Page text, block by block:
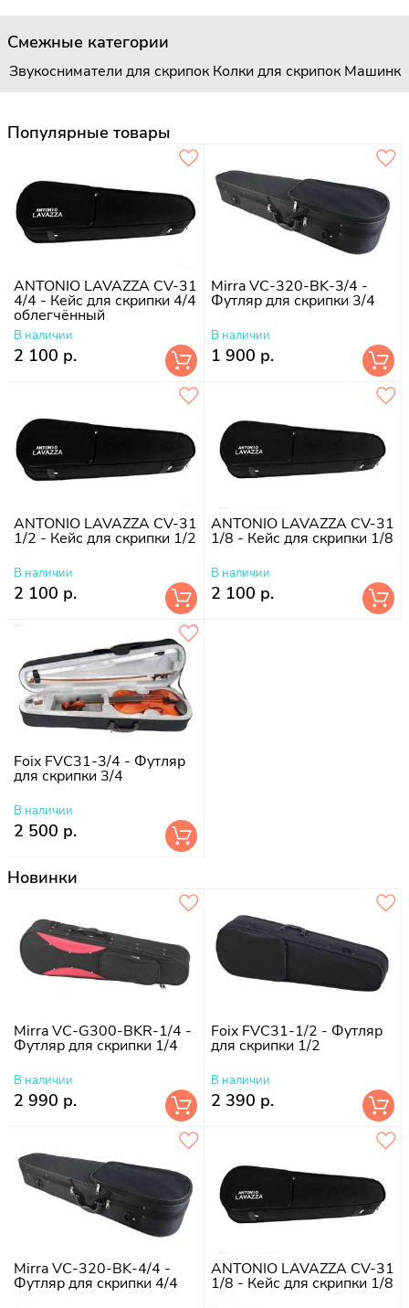
Смежные категории
Звукосниматели для скрипок Колки для скрипок Машинки
Популярные товары
ANTONIO LAVAZZA CV-31
4/4 - Кейс для скрипки 4/4
облегчённый
В наличии
2 100 р.
Mirra VC-320-BK-3/4 -
Футляр для скрипки 3/4
В наличии
1 900 р.
ANTONIO LAVAZZA CV-31
1/2 - Кейс для скрипки 1/2
В наличии
2 100 р.
ANTONIO LAVAZZA CV-31
1/8 - Кейс для скрипки 1/8
В наличии
2 100 р.
Foix FVC31-3/4 - Футляр
для скрипки 3/4
В наличии
2 500 р.
Новинки
Mirra VC-G300-BKR-1/4 -
Футляр для скрипки 1/4
В наличии
2 990 р.
Foix FVC31-1/2 - Футляр
для скрипки 1/2
В наличии
2 390 р.
Mirra VC-320-BK-4/4 -
Футляр для скрипки 4/4
ANTONIO LAVAZZA CV-31
1/8 - Кейс для скрипки 1/8